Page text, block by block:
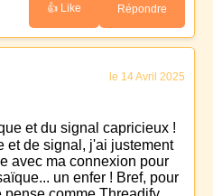
👍 Like Répondre
le 14 Avril 2025
et du signal capricieux !
et de signal, j'ai justement
avec ma connexion pour
un enfer ! Bref, pour